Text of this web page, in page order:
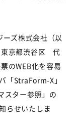
ズ株式会社（以
東京都渋谷区 代
のWEB化を容易
「StraForm-X」
スター参照」の
らせいたしま